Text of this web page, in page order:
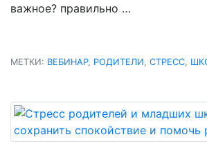
важное? правильно …
МЕТКИ: ВЕБИНАР, РОДИТЕЛИ, СТРЕСС,